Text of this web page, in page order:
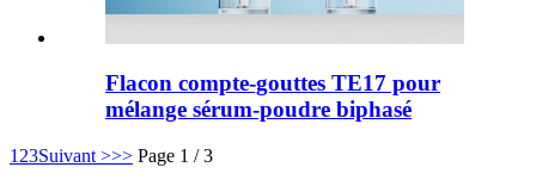
Flacon compte-gouttes TE17 pour
mélange sérum-poudre biphasé
1 23Suivant >>> Page 1 / 3